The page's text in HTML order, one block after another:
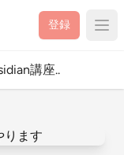
登録
講座..